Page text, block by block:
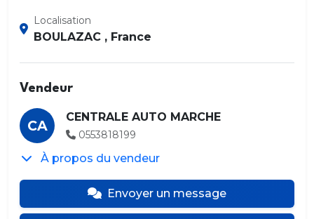
Localisation
BOULAZAC , France
Vendeur
CA
CENTRALE AUTO MARCHE
0553818199
À propos du vendeur
Envoyer un message